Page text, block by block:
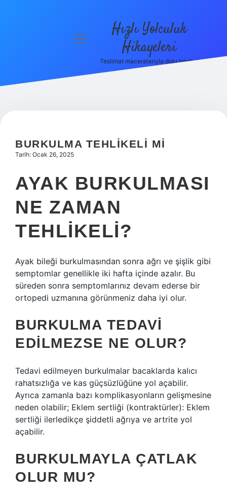
Hakkımızda
menüyü
Hızlı Yolculuk
Hikayeleri
Teslimat maceralarıyla dolu bilgiler!
BURKULMA TEHLIKELI MI
Tarih: Ocak 26, 2025
AYAK BURKULMASI
NE ZAMAN
TEHLIKELI?
Ayak bileği burkulmasından sonra ağrı ve şişlik gibi
semptomlar genellikle iki hafta içinde azalır. Bu
süreden sonra semptomlarınız devam ederse bir
ortopedi uzmanına görünmeniz daha iyi olur.
BURKULMA TEDAVI
EDILMEZSE NE OLUR?
Tedavi edilmeyen burkulmalar bacaklarda kalıcı
rahatsızlığa ve kas güçsüzlüğüne yol açabilir.
Ayrıca zamanla bazı komplikasyonların gelişmesine
neden olabilir; Eklem sertliği (kontraktürler): Eklem
sertliği ilerledikçe şiddetli ağrıya ve artrite yol
açabilir.
BURKULMAYLA ÇATLAK
OLUR MU?